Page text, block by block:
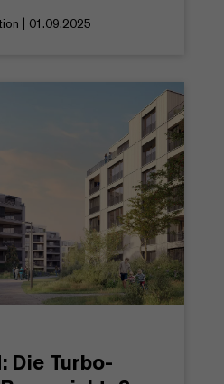
| 01.09.2025
Die Turbo-